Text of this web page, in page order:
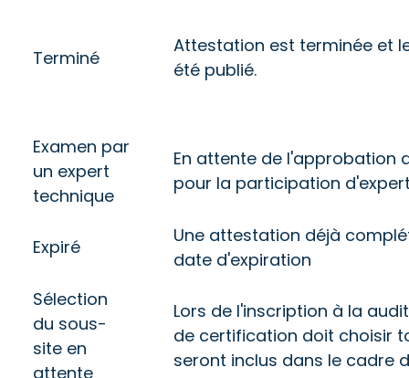
Terminé
Attestation est terminée et
été publié.
Examen par
un expert
technique
En attente de l'approbation
pour la participation
Expiré
Une attestation déjà
date d'expiration
Sélection
du sous-
site en
attente
Lors de l'inscription à la
de certification doit choisir
seront inclus dans le cadre